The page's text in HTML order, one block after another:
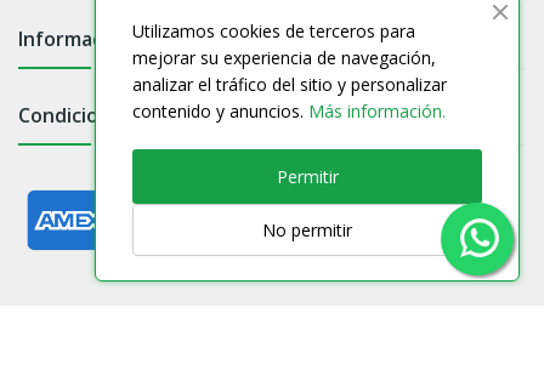
Información
Condiciones
Utilizamos cookies de terceros para
mejorar su experiencia de navegación,
analizar el tráfico del sitio y personalizar
contenido y anuncios. Más información.
Permitir
No permitir